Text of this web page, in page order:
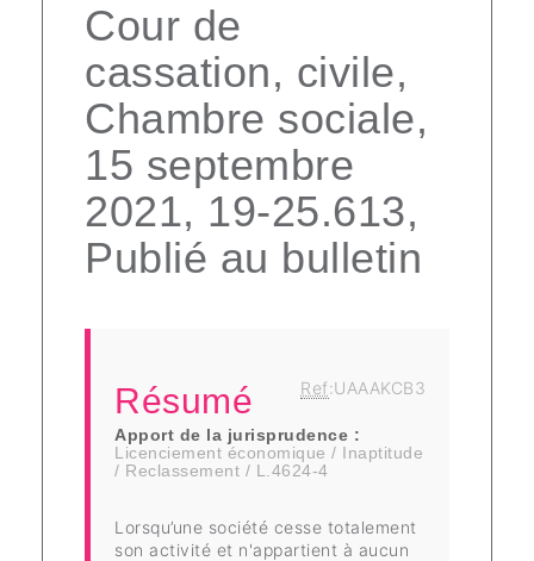
Cour de
cassation, civile,
Chambre sociale,
15 septembre
2021, 19-25.613,
Publié au bulletin
Ref:UAAAKCB3
Résumé
Apport de la jurisprudence :
Licenciement économique / Inaptitude
/ Reclassement / L.4624-4
Lorsqu’une société cesse totalement
son activité et n'appartient à aucun